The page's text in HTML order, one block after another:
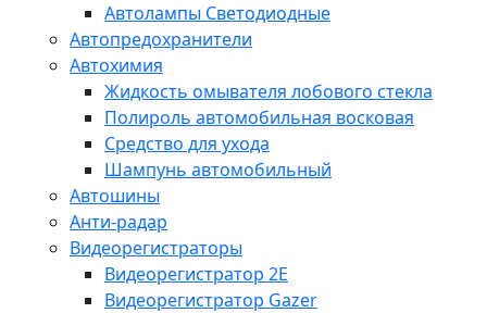
Автолампы Светодиодные
Автопредохранители
Автохимия
Жидкость омывателя лобового стекла
Полироль автомобильная восковая
Средство для ухода
Шампунь автомобильный
Автошины
Анти-радар
Видеорегистраторы
Видеорегистратор 2E
Видеорегистратор Gazer